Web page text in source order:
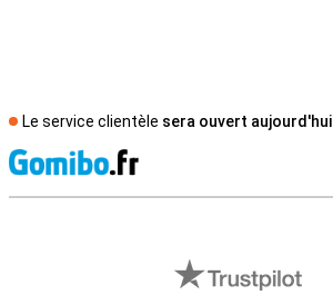
Le service clientèle sera ouvert aujourd'hui